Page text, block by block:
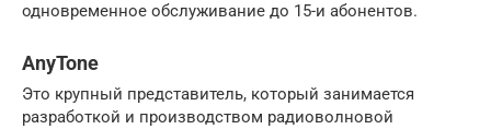
одновременное обслуживание до 15-и абонентов.
AnyTone
Это крупный представитель, который занимается
разработкой и производством радиоволновой